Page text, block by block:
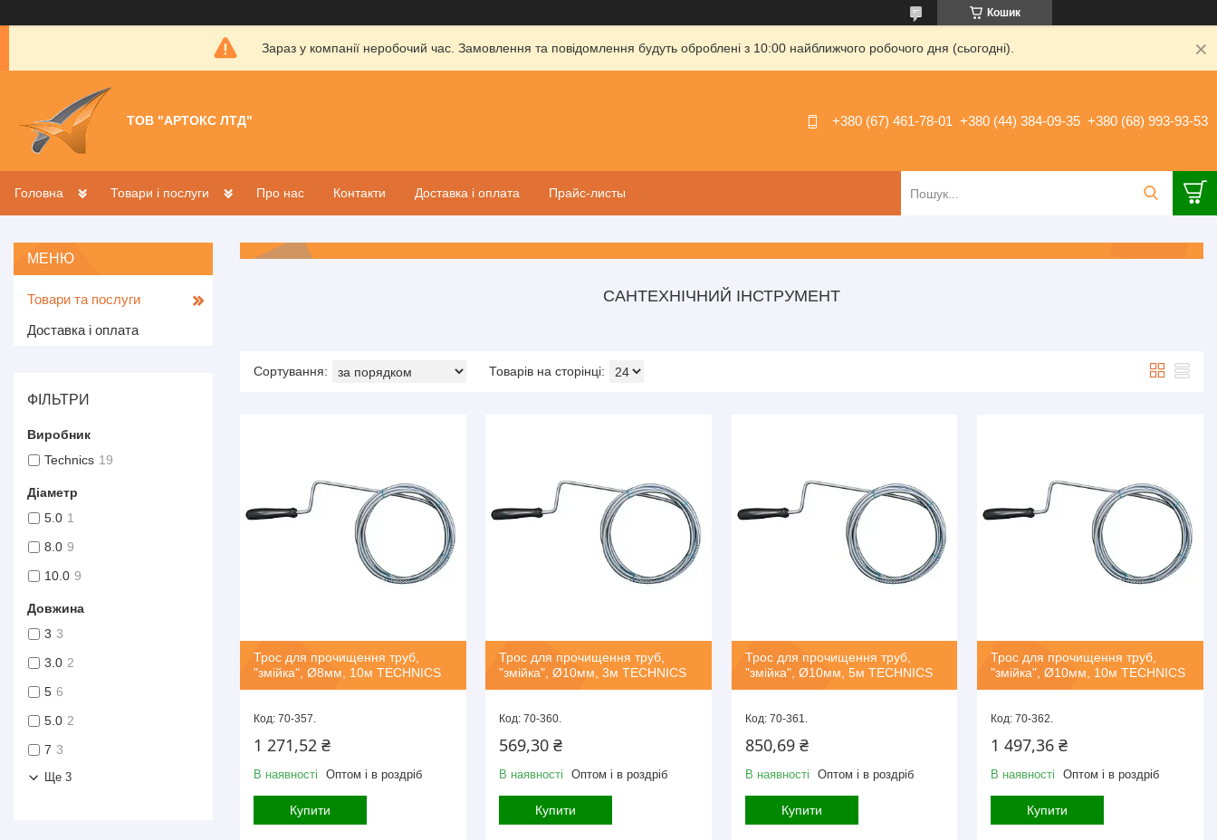
Кошик
Зараз у компанії неробочий час. Замовлення та повідомлення будуть оброблені з 10:00 найближчого робочого дня (сьогодні).
ТОВ "АРТОКС ЛТД" +380 (67) 461-78-01 +380 (44) 384-09-35 +380 (68) 993-93-53
Головна Товари і послуги Про нас Контакти Доставка і оплата Прайс-листы
САНТЕХНІЧНИЙ ІНСТРУМЕНТ
Трос для прочищення труб,
"змійка", Ø8мм, 10м TECHNICS
70-357.
1 271,52 ₴
В наявності Оптом і в роздріб
Купити
Трос для прочищення труб,
"змійка", Ø10мм, 3м TECHNICS
70-360.
569,30 ₴
В наявності Оптом і в роздріб
Купити
Трос для прочищення труб,
"змійка", Ø10мм, 5м TECHNICS
70-361.
850,69 ₴
В наявності Оптом і в роздріб
Купити
Трос для прочищення труб,
"змійка", Ø10мм, 10м TECHNICS
70-362.
1 497,36 ₴
В наявності Оптом і в роздріб
Купити
Товари та послуги
Доставка і оплата
ФІЛЬТРИ
Виробник
Technics 19
Діаметр
5.0 1
8.0 9
10.0 9
Довжина
3 3
3.0 2
5 6
5.0 2
7 3
Ще 3